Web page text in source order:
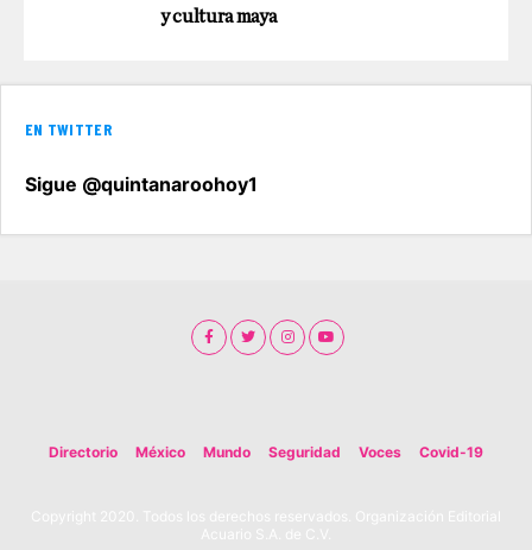
y cultura maya
EN TWITTER
Sigue @quintanaroohoy1